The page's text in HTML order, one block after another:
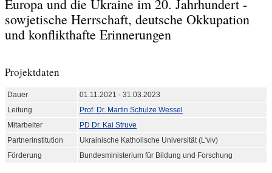
Europa und die Ukraine im 20. Jahrhundert -
sowjetische Herrschaft, deutsche Okkupation
und konflikthafte Erinnerungen
Projektdaten
Dauer
01.11.2021 - 31.03.2023
Leitung
Prof. Dr. Martin Schulze Wessel
Mitarbeiter
PD Dr. Kai Struve
Partnerinstitution
Ukrainische Katholische Universität (L'viv)
Förderung
Bundesministerium für Bildung und Forschung